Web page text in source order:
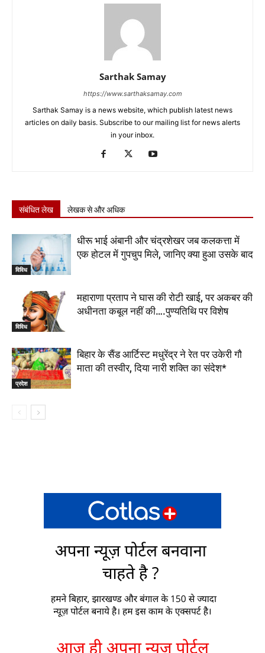
Sarthak Samay
https://www.sarthaksamay.com
Sarthak Samay is a news website, which publish latest news
articles on daily basis. Subscribe to our mailing list for news alerts
in your inbox.
संबंधित लेख लेखक से और अधिक
विविध
धीरू भाई अंबानी और चंद्रशेखर जब कलकत्ता में
एक होटल में गुपचुप मिले, जानिए क्या हुआ उसके बाद
विविध
महाराणा प्रताप ने घास की रोटी खाई, पर अकबर की
अधीनता कबूल नहीं की….पुण्यतिथि पर विशेष
प्रदेश
बिहार के सैंड आर्टिस्ट मधुरेंद्र ने रेत पर उकेरी गौ
माता की तस्वीर, दिया नारी शक्ति का संदेश*